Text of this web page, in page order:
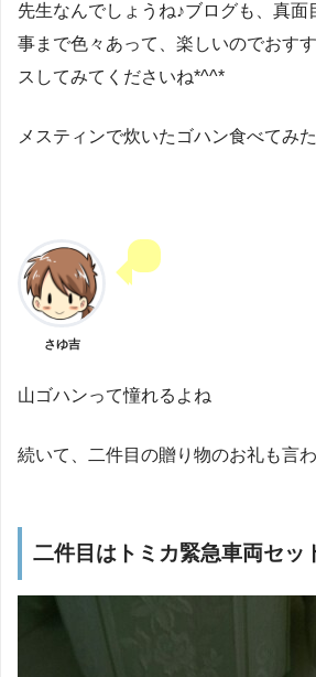
先生なんでしょうね♪ブログも、真面
事まで色々あって、楽しいのでおす
スしてみてくださいね*^^*
メスティンで炊いたゴハン食べてみ
さゆ吉
山ゴハンって憧れるよね
続いて、二件目の贈り物のお礼も言
二件目はトミカ緊急車両セッ